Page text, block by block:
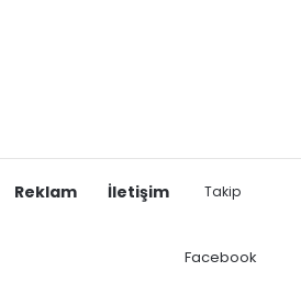
Reklam İletişim Takip
Facebook